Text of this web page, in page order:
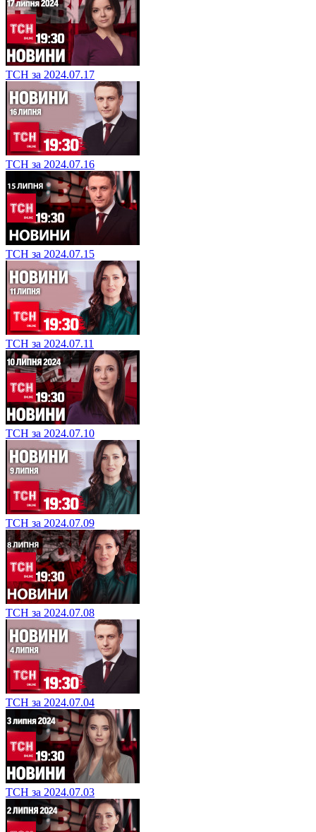
ТСН за 2024.07.17
ТСН за 2024.07.16
ТСН за 2024.07.15
ТСН за 2024.07.11
ТСН за 2024.07.10
ТСН за 2024.07.09
ТСН за 2024.07.08
ТСН за 2024.07.04
ТСН за 2024.07.03